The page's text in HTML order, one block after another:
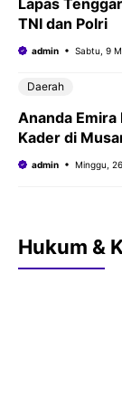
Lapas
TNI dan Polri
admin Sabtu, 9
Daerah
Ananda
Kader di
admin Minggu,
Hukum &